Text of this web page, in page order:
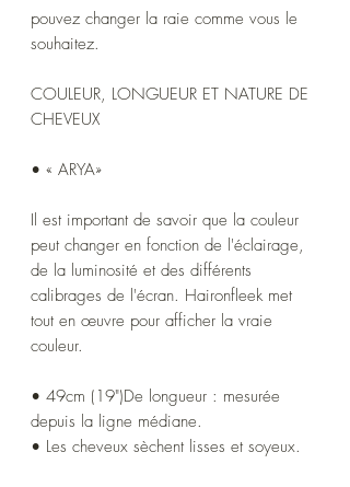
pouvez changer la raie comme vous le
souhaitez.
COULEUR, LONGUEUR ET NATURE DE
CHEVEUX
• « ARYA»
Il est important de savoir que la couleur
peut changer en fonction de l'éclairage,
de la luminosité et des différents
calibrages de l'écran. Haironfleek met
tout en œuvre pour afficher la vraie
couleur.
• 49cm (19")De longueur : mesurée
depuis la ligne médiane.
• Les cheveux sèchent lisses et soyeux.